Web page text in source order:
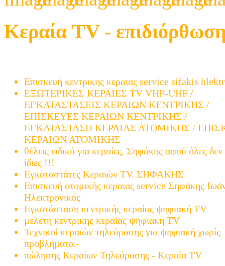
Κεραία TV -
Επισκευή κεντρικης κεραιας service sifakis
ΕΞΩΤΕΡΙΚΕΣ ΚΕΡΑΙΕΣ TV VHF-UHF /
ΕΓΚΑΤΑΣΤΑΣΕΙΣ ΚΕΡΑΙΩΝ ΚΕΝΤΡΙΚΗΣ /
ΕΠΙΣΚΕΥΕΣ ΚΕΡΑΙΩΝ ΚΕΝΤΡΙΚΗΣ /
ΕΓΚΑΤΑΣΤΑΣΗ ΚΕΡΑΙΑΣ ΑΤΟΜΙΚΗΣ /
ΚΕΡΑΙΩΝ ΑΤΟΜΙΚΗΣ
θέλεις ειδικό για κεραίες, Σηφάκης αφού όλες δεν
ίδιες !!!
Εγκαταστάτες Κεραιών TV. ΣΗΦΑΚΗΣ
Επισκευή ατομικής κεραιας service Σηφάκης
Ηλεκτρονικός
Εγκατάσταση κεντρικής κεραίας ψηφιακή TV
μελέτη κεντρικής κεραίας ψηφιακή TV
Τεχνικοί κεραιών τηλεόρασης για ψηφιακή χωρίς
προβλήματα.-
πώλησης Κεραίων Τηλεόρασης - Κεραία TV